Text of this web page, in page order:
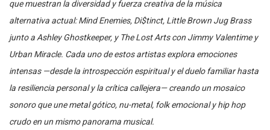
que muestran la diversidad y fuerza creativa de la música
alternativa actual: Mind Enemies, Di$tinct, Little Brown Jug Brass
junto a Ashley Ghostkeeper, y The Lost Arts con Jimmy Valentime y
Urban Miracle. Cada uno de estos artistas explora emociones
intensas —desde la introspección espiritual y el duelo familiar hasta
la resiliencia personal y la crítica callejera— creando un mosaico
sonoro que une metal gótico, nu-metal, folk emocional y hip hop
crudo en un mismo panorama musical.